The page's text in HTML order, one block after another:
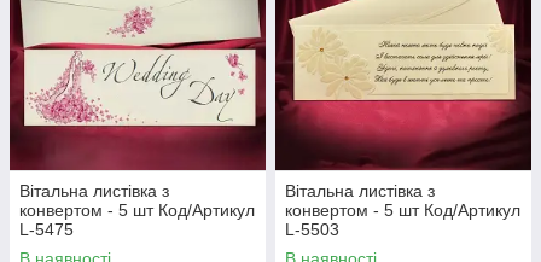
Вітальна листівка з
конвертом - 5 шт Код/Артикул
L-5475
Вітальна листівка з
конвертом - 5 шт Код/Артикул
L-5503